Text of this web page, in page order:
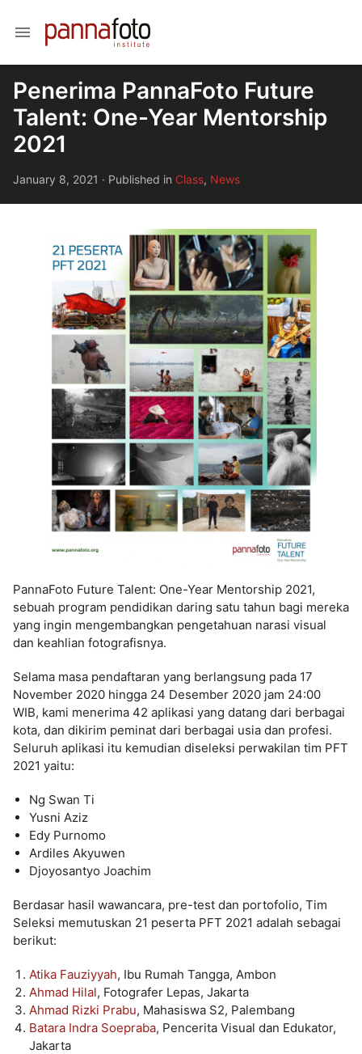
menu
Penerima PannaFoto Future
Talent: One-Year Mentorship
2021
January 8, 2021 · Published in Class, News
PannaFoto Future Talent: One-Year Mentorship 2021,
sebuah program pendidikan daring satu tahun bagi mereka
yang ingin mengembangkan pengetahuan narasi visual
dan keahlian fotografisnya.
Selama masa pendaftaran yang berlangsung pada 17
November 2020 hingga 24 Desember 2020 jam 24:00
WIB, kami menerima 42 aplikasi yang datang dari berbagai
kota, dan dikirim peminat dari berbagai usia dan profesi.
Seluruh aplikasi itu kemudian diseleksi perwakilan tim PFT
2021 yaitu:
Ng Swan Ti
Yusni Aziz
Edy Purnomo
Ardiles Akyuwen
Djoyosantyo Joachim
Berdasar hasil wawancara, pre-test dan portofolio, Tim
Seleksi memutuskan 21 peserta PFT 2021 adalah sebagai
berikut:
Atika Fauziyyah, Ibu Rumah Tangga, Ambon
Ahmad Hilal, Fotografer Lepas, Jakarta
Ahmad Rizki Prabu, Mahasiswa S2, Palembang
Batara Indra Soepraba, Pencerita Visual dan Edukator,
Jakarta